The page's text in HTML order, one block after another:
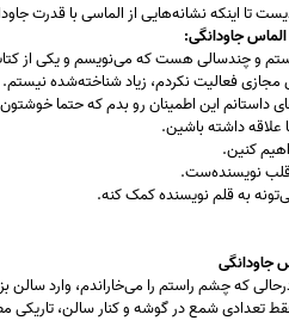
تا اینکه نشانه‌هایی از الماسی با قدرت
جاودانگی:
و چندسالی هست که می‌نویسم و یکی از
مجازی فعالیت نکردم، زیاد شناخته‌شده نیستم.
داستانم این اطمینان رو بدم که حتما
علاقه داشته باشین.
کنین.
نویسنده‌ست.
به قلم نویسنده کمک کنه.
جاودانگی
درحالی که چشم راستم را می‌خاراندم، وارد
تعدادی شمع در گوشه و کنار سالن، تاریکی